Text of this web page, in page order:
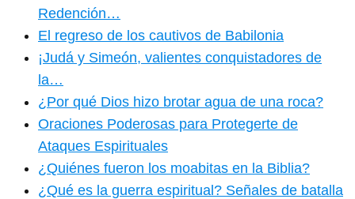
Redención…
El regreso de los cautivos de Babilonia
¡Judá y Simeón, valientes conquistadores de
la…
¿Por qué Dios hizo brotar agua de una roca?
Oraciones Poderosas para Protegerte de
Ataques Espirituales
¿Quiénes fueron los moabitas en la Biblia?
¿Qué es la guerra espiritual? Señales de batalla